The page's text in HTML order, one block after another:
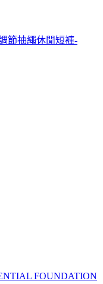
節抽繩休閒短褲-
FOUNDATION